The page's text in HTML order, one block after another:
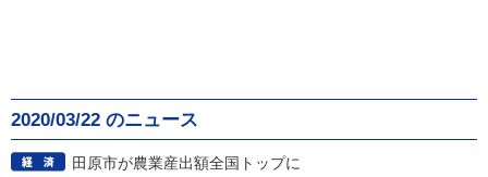
2020/03/22 のニュース
田原市が農業産出額全国トップに